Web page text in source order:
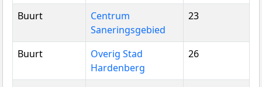
Buurt
Centrum
Saneringsgebied
23
Buurt
Overig Stad
Hardenberg
26